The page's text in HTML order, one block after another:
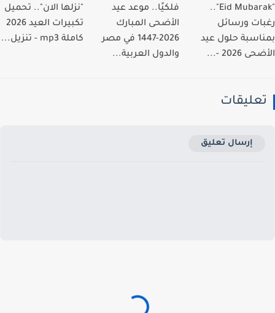
"Eid Mubarak"..
ورسائل
حلول عيد
2026 -...
فلكيًا.. موعد عيد
الأضحى المبارك
2026-1447 في مصر
والدول العربية...
"نزلها الان".. تحميل
تكبيرات العيد 2026
كاملة mp3 - تنزيل...
إرسال تعليق